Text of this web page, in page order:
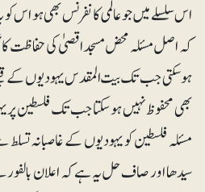
اس سلسلے میں جو عالمی کانفرنس بھی ہو اس
کہ اصل مسئلہ محض مسجد اقصیٰ کی حفاظت
ہوسکتی جب تک بیت المقدس یہودیوں کے
بھی محفوظ نہیں ہوسکتا جب تک فلسطین
مسئلہ فلسطین کو یہودیوں کے غاصبانہ
سیدھا اور صاف حل یہ ہے کہ اعلان بالفور